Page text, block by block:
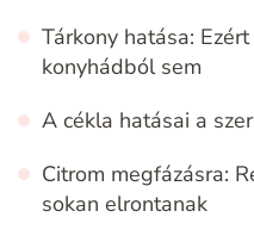
Tárkony hatása:
konyhádból sem
A cékla hatásai a
Citrom megfázásra:
sokan elrontanak